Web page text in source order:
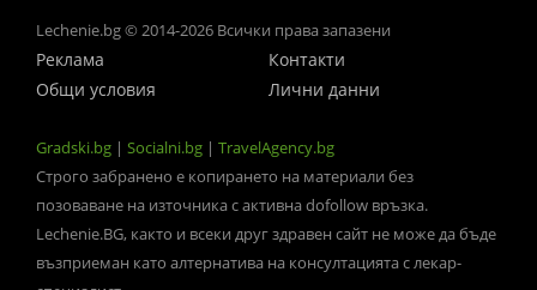
Lechenie.bg © 2014-2026 Всички права запазени
Реклама
Контакти
Общи условия
Лични данни
Gradski.bg | Socialni.bg | TravelAgency.bg
Строго забранено е копирането на материали без
позоваване на източника с активна dofollow връзка.
Lechenie.BG, както и всеки друг здравен сайт не може да бъде
възприеман като алтернатива на консултацията с лекар-